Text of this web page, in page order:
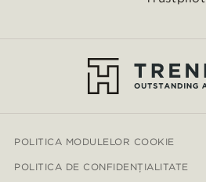
POLITICA MODULELOR COOKIE
POLITICA DE CONFIDENȚIALITATE